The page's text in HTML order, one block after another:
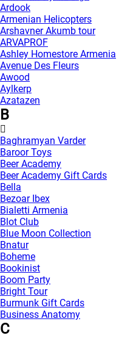
Ardook
Armenian Helicopters
Arshavner Akumb tour
ARVAPROF
Ashley Homestore Armenia
Avenue Des Fleurs
Awood
Aylkerp
Azatazen
B
Baghramyan Varder
Baroor Toys
Beer Academy
Beer Academy Gift Cards
Bella
Bezoar Ibex
Bialetti Armenia
Blot Club
Blue Moon Collection
Bnatur
Boheme
Bookinist
Boom Party
Bright Tour
Burmunk Gift Cards
Business Anatomy
C